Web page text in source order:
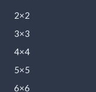
2×2
3×3
4×4
5×5
6×6